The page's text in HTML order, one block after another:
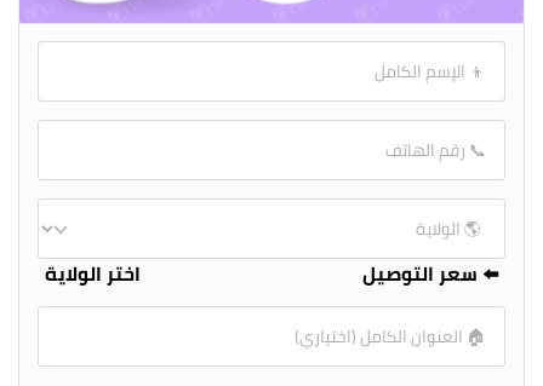
⬅️ سعر التوصيل اختر الولاية